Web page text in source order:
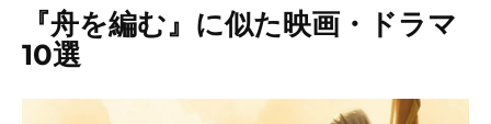
『舟を編む』に似た映画・ドラマ
10選